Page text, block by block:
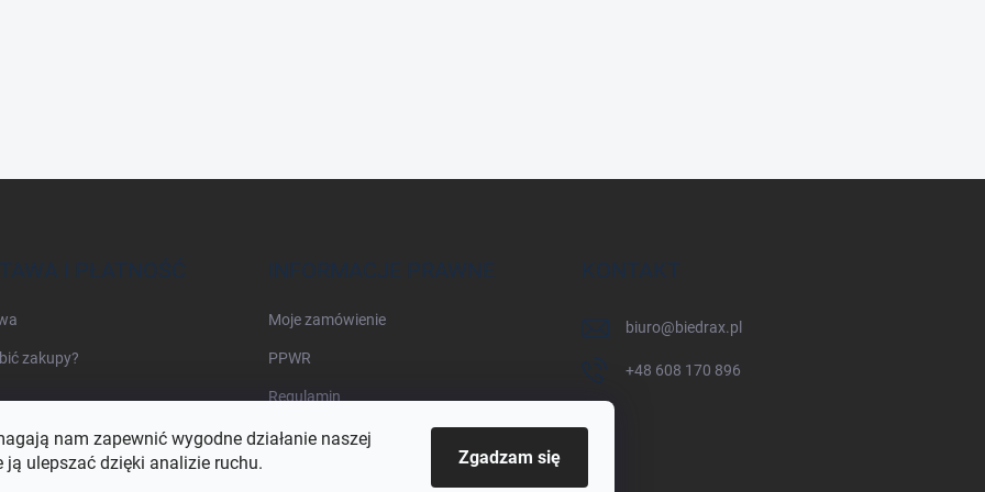
nam zapewnić wygodne działanie naszej
ją ulepszać dzięki analizie ruchu.
Zgadzam się
I PŁATNOŚĆ
zakupy?
INFORMACJE PRAWNE
Moje zamówienie
PPWR
Regulamin
KONTAKT
biuro@biedrax.pl
+48 608 170 896